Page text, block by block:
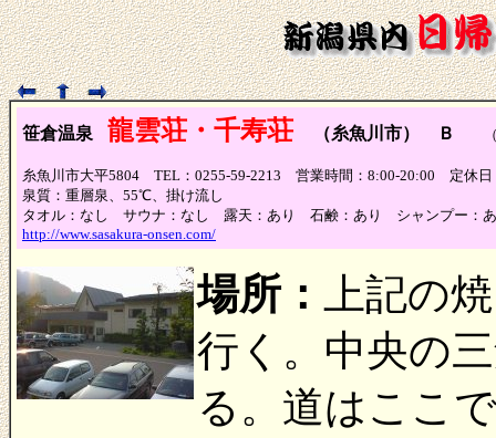
笹倉温泉 龍雲荘・千寿荘 （糸魚川市） Ｂ （
糸魚川市大平5804 TEL：0255-59-2213 営業時間：8:00-20:00 定休日
泉質：重層泉、55℃、掛け流し
タオル：なし サウナ：なし 露天：あり 石鹸：あり シャンプー：
http://www.sasakura-onsen.com/
場所：
上記の
行く。中央の
る。道はここ